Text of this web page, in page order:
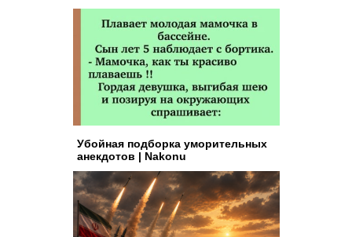
Убойная подборка уморительных
анекдотов | Nakonu